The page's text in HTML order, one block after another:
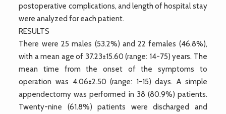
postoperative complications, and length of hospital stay
were analyzed for each patient.
RESULTS
There were 25 males (53.2%) and 22 females (46.8%),
with a mean age of 37.23±15.60 (range: 14-75) years. The
mean time from the onset of the symptoms to
operation was 4.06±2.50 (range: 1-15) days. A simple
appendectomy was performed in 38 (80.9%) patients.
Twenty-nine (61.8%) patients were discharged and